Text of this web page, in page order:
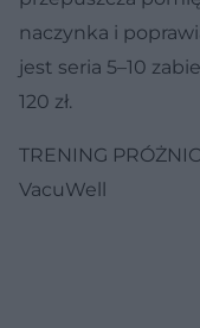
naczynka i
jest seria 5–10
120 zł.
TRENING
VacuWell